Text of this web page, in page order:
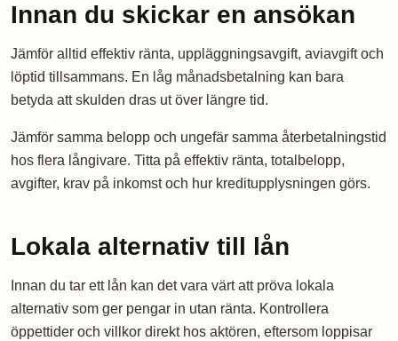
Innan du skickar en ansökan
Jämför alltid effektiv ränta, uppläggningsavgift, aviavgift och
löptid tillsammans. En låg månadsbetalning kan bara
betyda att skulden dras ut över längre tid.
Jämför samma belopp och ungefär samma återbetalningstid
hos flera långivare. Titta på effektiv ränta, totalbelopp,
avgifter, krav på inkomst och hur kreditupplysningen görs.
Lokala alternativ till lån
Innan du tar ett lån kan det vara värt att pröva lokala
alternativ som ger pengar in utan ränta. Kontrollera
öppettider och villkor direkt hos aktören, eftersom loppisar